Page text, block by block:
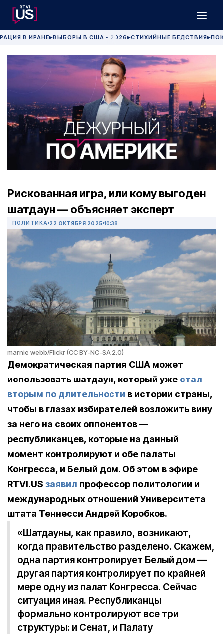
В ИРАНЕ▶ВЫБОРЫ В США - 2026 ▶СТИХИЙНЫЕ БЕДСТВИЯ▶
Рискованная игра, или кому выгоден
шатдаун — объясняет эксперт
ПОЛИТИКА 22 ОКТЯБРЯ 2025 10:38
marnie webb/Flickr (CC BY-NC-SA 2.0)
Демократическая партия США может
использовать шатдаун, который уже стал
вторым по длительности в истории страны,
чтобы в глазах избирателей возложить вину
за него на своих оппонентов —
республиканцев, которые на данный
момент контролируют и обе палаты
Конгресса, и Белый дом. Об этом в эфире
RTVI.US заявил профессор политологии и
международных отношений Университета
штата Теннесси Андрей Коробков.
«Шатдауны, как правило, возникают,
когда правительство разделено. Скажем,
одна партия контролирует Белый дом —
другая партия контролирует по крайней
мере одну из палат Конгресса. Сейчас
ситуация иная. Республиканцы
формально контролируют все три
структуры: и Сенат, и Палату